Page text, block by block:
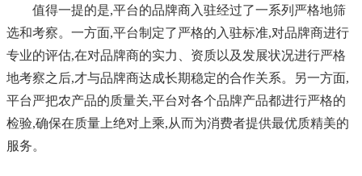
值得一提的是,平台的品牌商入驻经过了一系列严格地筛
选和考察。一方面,平台制定了严格的入驻标准,对品牌商进行
专业的评估,在对品牌商的实力、资质以及发展状况进行严格
地考察之后,才与品牌商达成长期稳定的合作关系。另一方面,
平台严把农产品的质量关,平台对各个品牌产品都进行严格的
检验,确保在质量上绝对上乘,从而为消费者提供最优质精美的
服务。